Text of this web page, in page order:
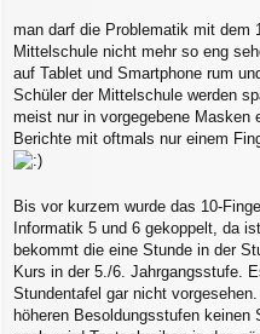
r
a
g
man darf die Problematik mit dem
Mittelschule nicht mehr so eng
auf Tablet und Smartphone rum
Schüler der Mittelschule werden
meist nur in vorgegebene Masken
Berichte mit oftmals nur einem
Bis vor kurzem wurde das 10-
Informatik 5 und 6 gekoppelt, da
bekommt die eine Stunde in der
Kurs in der 5./6. Jahrgangsstufe.
Stundentafel gar nicht
höheren Besoldungsstufen keinen